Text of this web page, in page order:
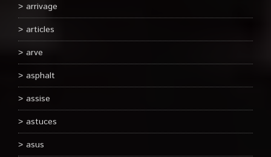
arrivage
articles
arve
asphalt
assise
astuces
asus